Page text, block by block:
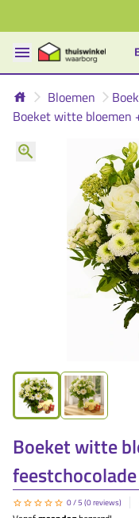
Bloemen
Boeket witte bloemen
Boeket witte
feestchocolade
0/ 5 (0reviews)